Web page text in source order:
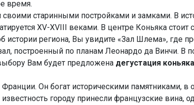
время.
своими старинными постройками и замками. В
XV-XVIII веками. В центре Коньяка
истории региона, Вы увидите «Зал Шлема», где
построенный по планам Леонардо да Винчи. В
Вам будет предложена дегустация коньяка
Он богат историческими памятниками, в
городу принесли французские вина,